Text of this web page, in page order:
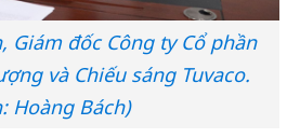
Giám đốc Công ty Cổ phần
và Chiếu sáng Tuvaco.
Hoàng Bách)